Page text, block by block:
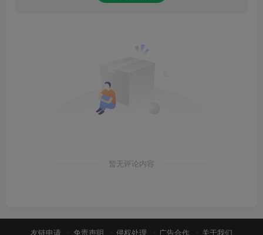
暂无评论内容
友链申请 免责声明 侵权处理 广告合作 关于我们